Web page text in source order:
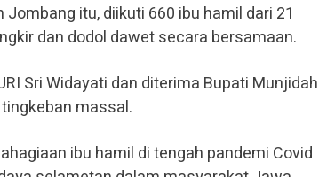
itu, diikuti 660 ibu hamil dari 21
dan dodol dawet secara bersamaan.
Sri Widayati dan diterima Bupati Munjidah
massal.
ibu hamil di tengah pandemi Covid